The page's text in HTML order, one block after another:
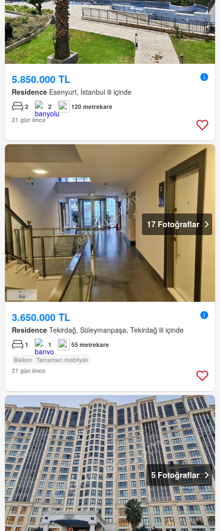
5.850.000 TL
Residence Esenyurt, İstanbul ili içinde
2 2
120 metrekare
21 gün önce
17 Fotoğraflar
3.650.000 TL
Residence Tekirdağ, Süleymanpaşa, Tekirdağ ili içinde
1 1 55 metrekare
Balkon Tamamen mobilyalı
21 gün önce
5 Fotoğraflar